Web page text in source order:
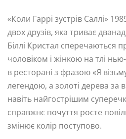
«Коли Гаррі зустрів Саллі»
двох друзів, яка триває
Біллі Кристал сперечаються
чоловіком і жінкою на тлі
в ресторані з фразою «Я
легендою, а золоті дерева за
навіть найгострішим
справжнє почуття росте
змінює колір поступово.